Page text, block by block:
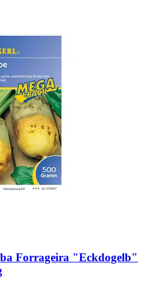
Forrageira "Eckdogelb"